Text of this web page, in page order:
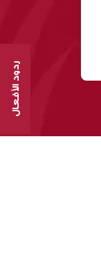
ردود الأفعال